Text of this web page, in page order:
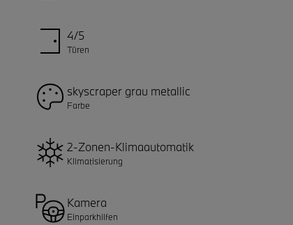
4/5
Türen
skyscraper grau metallic
Farbe
2-Zonen-Klimaautomatik
Klimatisierung
Kamera
Einparkhilfen